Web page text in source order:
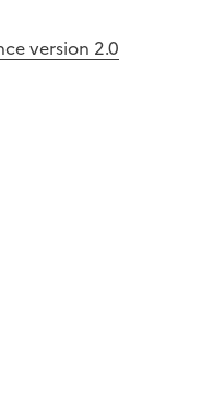
version 2.0